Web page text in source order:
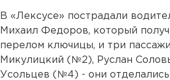
В «Лексусе» пострадали
Михаил Федоров, который
перелом ключицы, и три
Микулицкий (№2), Руслан
Усольцев (№4) - они